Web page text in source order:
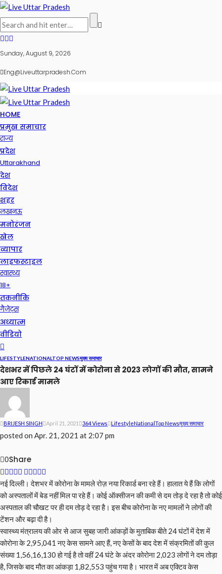
Sunday, August 9, 2026
Eng@liveuttarpradesh.com
HOME
प्रमुख समाचार
राज्य
प्रदेश
Uttarakhand
देश
विदेश
शहर
लखनऊ
मनोरंजन
खेल
व्यापार
लाइफस्टाइल
स्वास्थ्य
18+
तकनीकि
गैजेट्स
अध्यात्म
वीडियो
LIFESTYLENATIONALTOP NEWSमुख्य समाचार
देशभर में पिछले 24 घंटों में कोरोना से 2023 लोगों की मौत, सामने
आए रिकार्ड मामले
BRIJESH SINGH April 21, 2021 364 Views LifestyleNationalTop Newsमुख्य समाचार
posted on Apr. 21, 2021 at 2:07 pm
0Share
नई दिल्ली। देशभर में कोरोना के मामले रोज़ नया रिकार्ड बना रहे हैं। हालात ये हैं कि लोगों
को अस्पतालों में बेड नहीं मिल पा रहे हैं। कोई ऑक्सीजन की कमी से दम तोड़ दे रहा है तो कोई
अस्पताल की चौखट पर ही दम तोड़ दे रहा है। इस बीच कोरोना के नए मामलों ने लोगों की
टेंशन और बढ़ा दी है।
स्वास्थ्य मंत्रालय की ओर से आज सुबह जारी आंकड़ों के मुताबिक बीते 24 घंटों में देश में
कोरोना के 2,95,041 नए केस सामने आए हैं, नए केसों के बाद देश में संक्रमितों की कुल
संख्या 1,56,16,130 हो गई है तो वहीं 24 घंटे के अंदर कोरोना 2,023 लोगों ने दम तोड़ा
है, जिसके बाद मौत का आंकड़ा 1,82,553 पहुंच गया है। भारत में अब एक्टिव केस